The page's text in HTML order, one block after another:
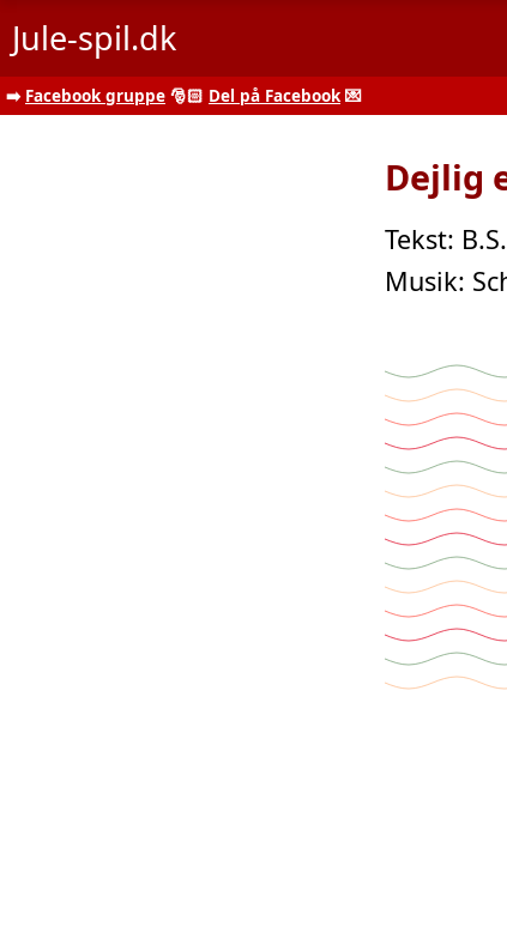
Jule-spil.dk
➡️ Facebook gruppe 🎅🏻 Del på Facebook💌
Dejlig
Tekst:
Musik: